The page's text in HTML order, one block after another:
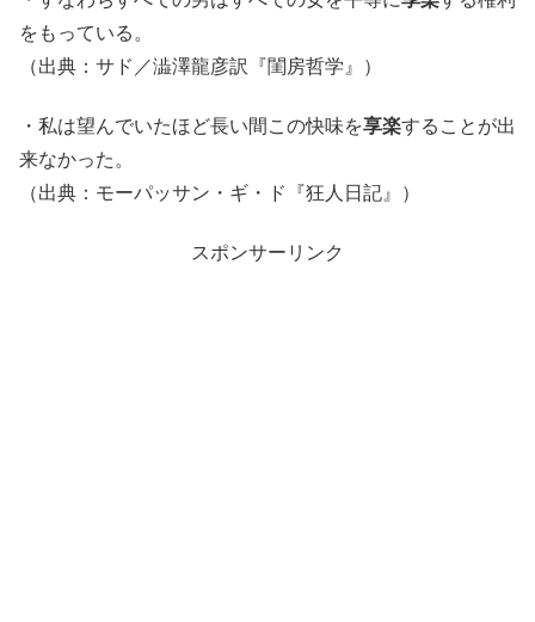
をもっている。
（出典：サド／澁澤龍彦訳『閨房哲学』）
・私は望んでいたほど長い間この快味を享楽することが出
来なかった。
（出典：モーパッサン・ギ・ド『狂人日記』）
スポンサーリンク